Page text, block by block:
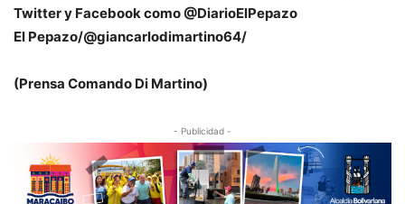
Twitter y Facebook como @DiarioElPepazo
El Pepazo/@giancarlodimartino64/
(Prensa Comando Di Martino)
- Publicidad -